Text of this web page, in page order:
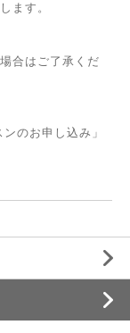
ます。
合はご了承くだ
のお申し込み」